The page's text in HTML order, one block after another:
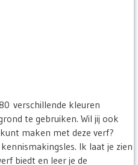
verschillende kleuren
te gebruiken. Wil jij ook
maken met deze verf?
Ik laat je zien
biedt en leer je de